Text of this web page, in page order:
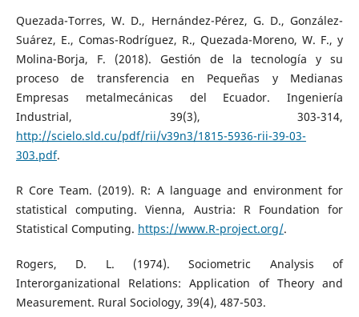
Quezada-Torres, W. D., Hernández-Pérez, G. D., González-
Suárez, E., Comas-Rodríguez, R., Quezada-Moreno, W. F., y
Molina-Borja, F. (2018). Gestión de la tecnología y su
proceso de transferencia en Pequeñas y Medianas
Empresas metalmecánicas del Ecuador. Ingeniería
Industrial, 39(3), 303-314,
http://scielo.sld.cu/pdf/rii/v39n3/1815-5936-rii-39-03-
303.pdf.
R Core Team. (2019). R: A language and environment for
statistical computing. Vienna, Austria: R Foundation for
Statistical Computing. https://www.R-project.org/.
Rogers, D. L. (1974). Sociometric Analysis of
Interorganizational Relations: Application of Theory and
Measurement. Rural Sociology, 39(4), 487-503.